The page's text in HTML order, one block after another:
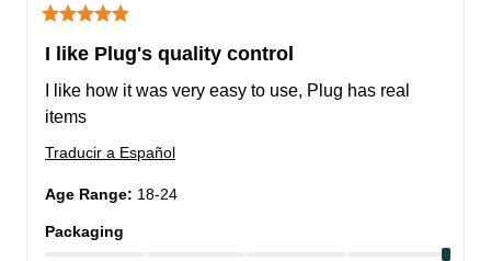
I like Plug's quality control
I like how it was very easy to use, Plug has real
items
Traducir a Español
Age Range: 18-24
Packaging